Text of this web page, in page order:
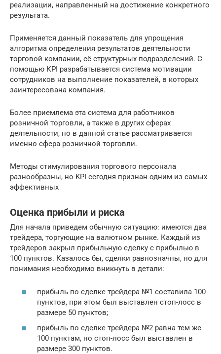
реализации, направленный на достижение конкретного
результата.
Применяется данный показатель для упрощения
алгоритма определения результатов деятельности
торговой компании, её структурных подразделений. С
помощью КРІ разрабатывается система мотивации
сотрудников на выполнение показателей, в которых
заинтересована компания.
Более приемлема эта система для работников
розничной торговли, а также в других сферах
деятельности, но в данной статье рассматривается
именно сфера розничной торговли.
Методы стимулирования торгового персонала
разнообразны, но KPI сегодня признан одним из самых
эффективных
Оценка прибыли и риска
Для начала приведем обычную ситуацию: имеются два
трейдера, торгующие на валютном рынке. Каждый из
трейдеров закрыл прибыльную сделку с прибылью в
100 пунктов. Казалось бы, сделки равнозначны, но для
понимания необходимо вникнуть в детали:
прибыль по сделке трейдера №1 составила 100
пунктов, при этом был выставлен стоп-лосс в
размере 50 пунктов;
прибыль по сделке трейдера №2 равна тем же
100 пунктам, но стоп-лосс был выставлен в
размере 300 пунктов.